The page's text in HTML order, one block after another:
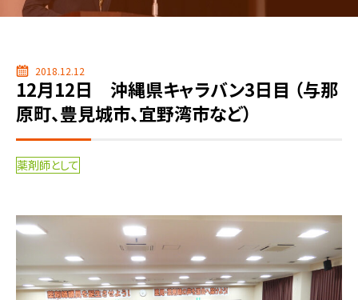
2018.12.12
12月12日 沖縄県キャラバン3日目 （与那
原町、豊見城市、宜野湾市など）
薬剤師として